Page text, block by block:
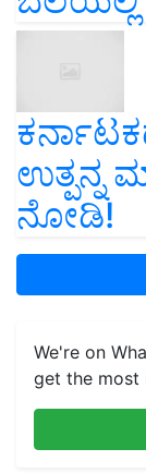
ಉತ್ಪನ್ನ
ನೋಡಿ!
We're on
get the most